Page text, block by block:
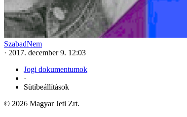
SzabadNem
· 2017. december 9. 12:03
Jogi dokumentumok
·
Sütibeállítások
© 2026 Magyar Jeti Zrt.